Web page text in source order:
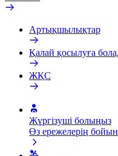
Артықшылықтар
Қалай қосылуға
ЖҚС
Жүргізуші болыңыз
Өз ережелерің